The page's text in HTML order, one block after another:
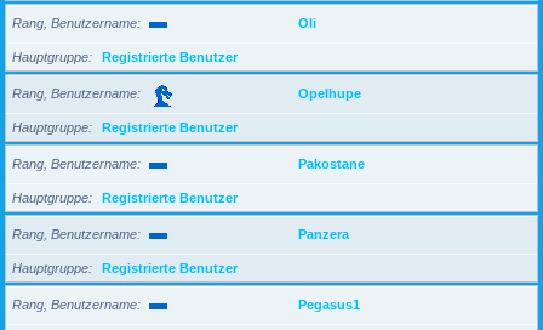
Rang, Benutzername Oli
Hauptgruppe Registrierte Benutzer
Rang, Benutzername Opelhupe
Hauptgruppe Registrierte Benutzer
Rang, Benutzername Pakostane
Hauptgruppe Registrierte Benutzer
Rang, Benutzername Panzera
Hauptgruppe Registrierte Benutzer
Rang, Benutzername Pegasus1